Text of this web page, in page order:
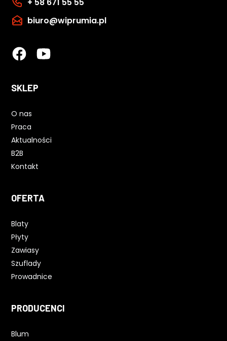
biuro@wiprumia.pl
SKLEP
O nas
Praca
Aktualności
B2B
Kontakt
OFERTA
Blaty
Płyty
Zawiasy
Szuflady
Prowadnice
PRODUCENCI
Blum